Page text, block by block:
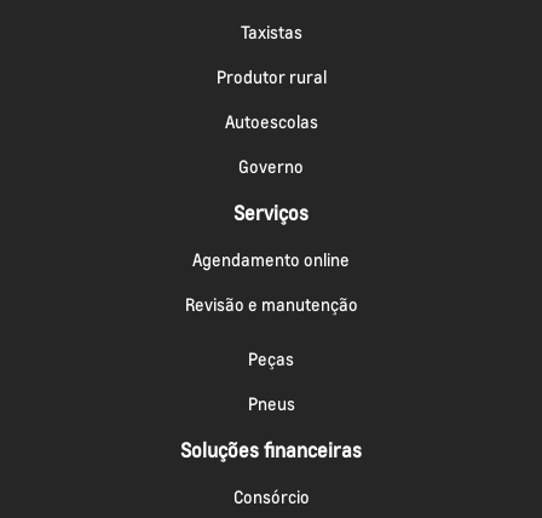
Taxistas
Produtor rural
Autoescolas
Governo
Serviços
Agendamento online
Revisão e manutenção
Peças
Pneus
Soluções financeiras
Consórcio